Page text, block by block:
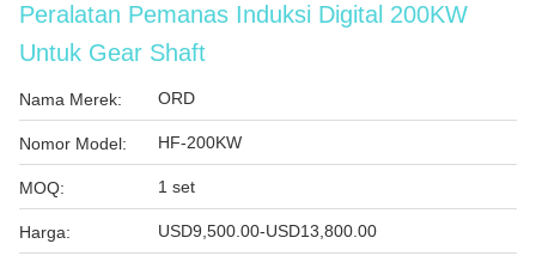
Peralatan Pemanas Induksi Digital 200KW
Untuk Gear Shaft
Nama Merek: ORD
Nomor Model: HF-200KW
MOQ: 1 set
Harga: USD9,500.00-USD13,800.00